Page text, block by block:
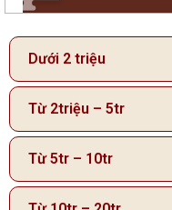
Dưới 2 triệu
Từ 2triệu – 5tr
Từ 5tr – 10tr